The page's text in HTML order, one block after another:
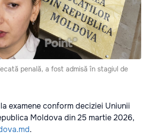
penală, a fost admisă în stagiul de
examene conform deciziei Uniunii
Moldova din 25 martie 2026,
.